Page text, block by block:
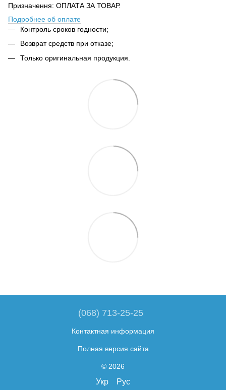
Призначення: ОПЛАТА ЗА ТОВАР.
Подробнее об оплате
Контроль сроков годности;
Возврат средств при отказе;
Только оригинальная продукция.
(068) 713-25-25
Контактная информация
Полная версия сайта
© 2026
Укр Рус